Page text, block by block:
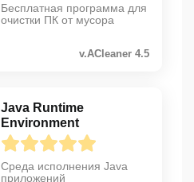
Бесплатная программа для
очистки ПК от мусора
v.ACleaner 4.5
Java Runtime
Environment
Среда исполнения Java
приложений